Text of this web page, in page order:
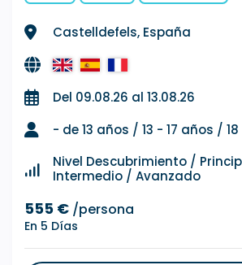
Castelldefels, España
Del 09.08.26 al 13.08.26
- de 13 años / 13 - 17 años /
Nivel Descubrimiento /
Intermedio / Avanzado
555 € /persona
En 5 Días